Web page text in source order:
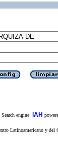
Search engine: iAH
Latinoamericano y del